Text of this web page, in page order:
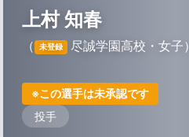
上村 知春
（ 未登録 尽誠学園高校・女子）
※この選手は未承認です
投手